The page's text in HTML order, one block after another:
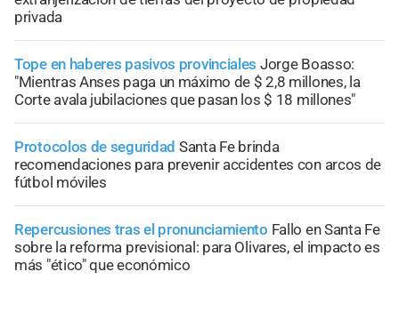
privada
Tope en haberes pasivos provinciales Jorge Boasso:
"Mientras Anses paga un máximo de $ 2,8 millones, la
Corte avala jubilaciones que pasan los $ 18 millones"
Protocolos de seguridad Santa Fe brinda
recomendaciones para prevenir accidentes con arcos de
fútbol móviles
Repercusiones tras el pronunciamiento Fallo en Santa Fe
sobre la reforma previsional: para Olivares, el impacto es
más "ético" que económico